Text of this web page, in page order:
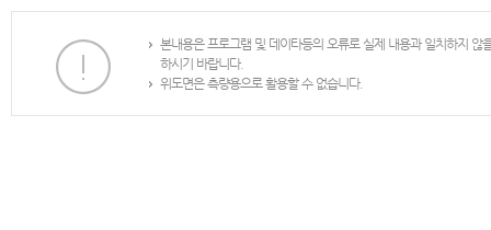
본내용은 프로그램 및 데이타등의 오류로 실제 내용과 일치하지
하시기 바랍니다.
위도면은 측량용으로 활용할 수 없습니다.